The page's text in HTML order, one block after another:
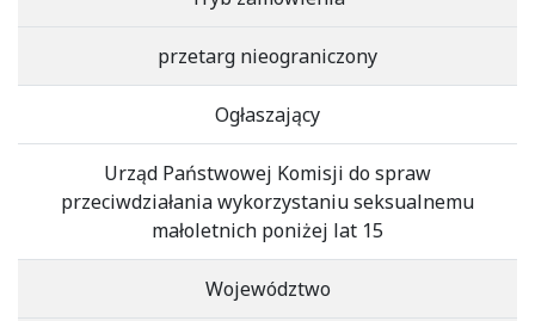
przetarg nieograniczony
Ogłaszający
Urząd Państwowej Komisji do spraw
przeciwdziałania wykorzystaniu seksualnemu
małoletnich poniżej lat 15
Województwo